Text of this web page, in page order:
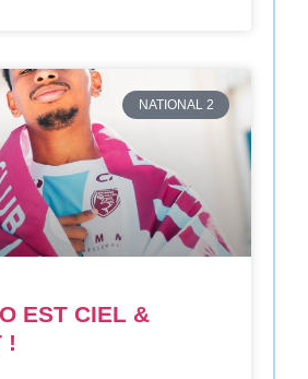
NATIONAL 2
EST CIEL &
!